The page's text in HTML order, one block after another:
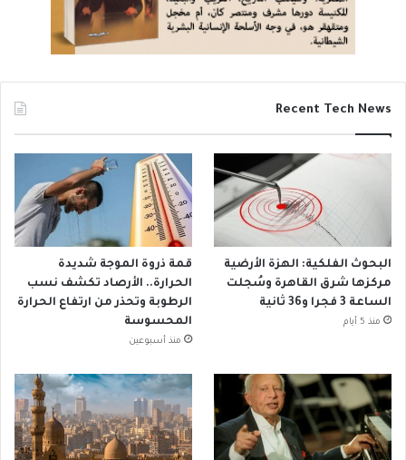
Recent Tech News
البحوث الفلكية: الهزة الأرضية
مركزها شرق القاهرة وسُجلت
الساعة 3 فجرا و36 ثانية
منذ 5 أيام
قمة ذروة الموجة شديدة
الحرارة.. الأرصاد تكشف نسب
الرطوبة وتحذر من ارتفاع الحرارة
المحسوسة
منذ أسبوعين